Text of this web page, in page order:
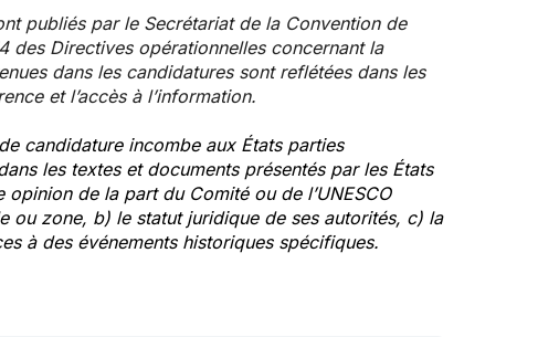
publiés par le Secrétariat de la Convention de
des Directives opérationnelles concernant la
dans les candidatures sont reflétées dans les
et l’accès à l’information.
candidature incombe aux États parties
les textes et documents présentés par les États
opinion de la part du Comité ou de l’UNESCO
zone, b) le statut juridique de ses autorités, c) la
à des événements historiques spécifiques.